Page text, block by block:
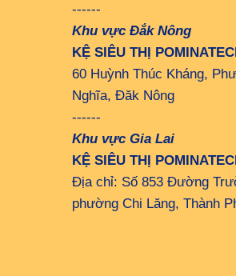
------
Khu vực Đắk Nông
KỆ SIÊU THỊ
60 Huỳnh Thúc Kháng,
Nghĩa, Đăk Nông
------
Khu vực Gia Lai
KỆ SIÊU THỊ
Địa chỉ: Số 853 Đường
phường Chi Lăng, Thành